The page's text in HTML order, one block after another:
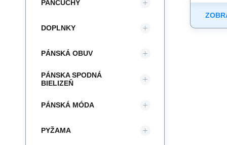
PANČUCHY
DOPLNKY
PÁNSKÁ OBUV
PÁNSKA SPODNÁ
BIELIZEŇ
PÁNSKÁ MÓDA
PYŽAMA